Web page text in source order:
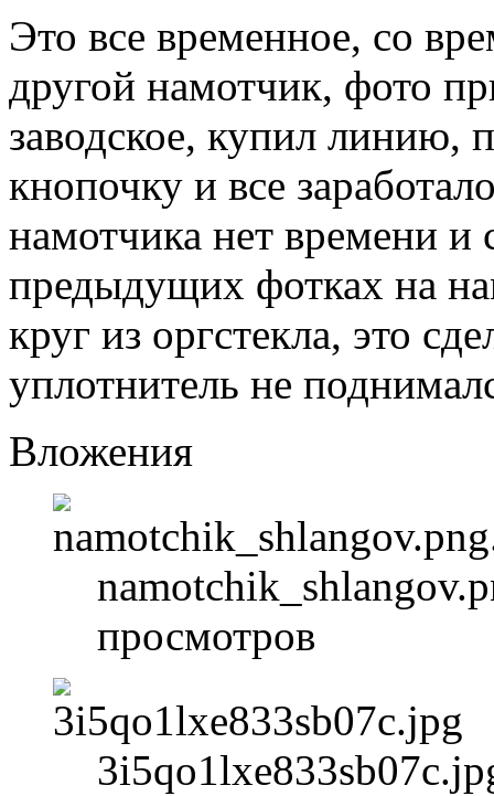
Это все временное, со
другой намотчик, фото
заводское, купил линию,
кнопочку и все
намотчика нет времени и
предыдущих фотках на
круг из оргстекла, это
уплотнитель не
Вложения
просмотров